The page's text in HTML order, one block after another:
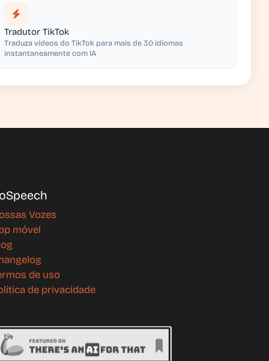
Tradutor TikTok
Traduza vídeos do TikTok para mais de 30 idiomas
instantaneamente com IA
Vozes
móvel
de uso
de privacidade